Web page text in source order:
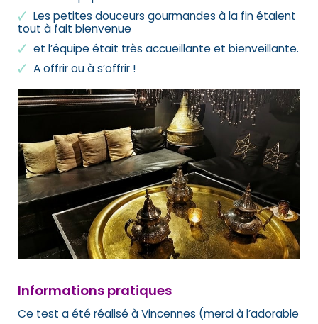
Les petites douceurs gourmandes à la fin étaient
tout à fait bienvenue
et l’équipe était très accueillante et bienveillante.
A offrir ou à s’offrir !
Informations pratiques
Ce test a été réalisé à Vincennes (merci à l’adorable